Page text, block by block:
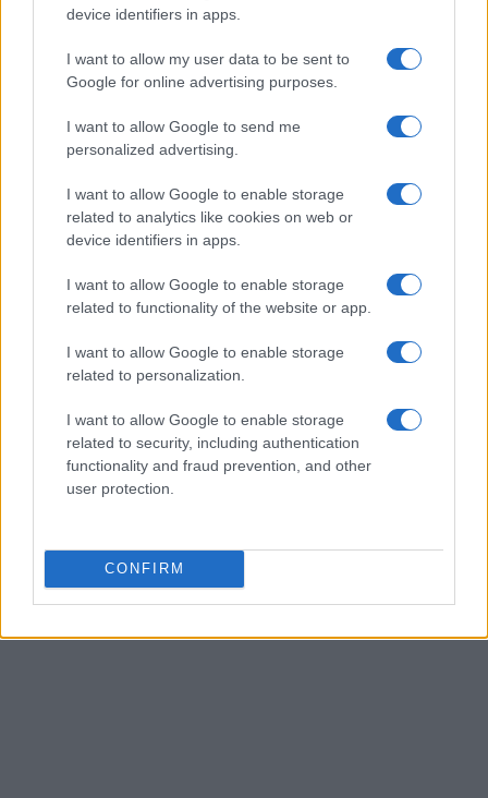
device identifiers in apps.
I want to allow my user data to be sent to
Google for online advertising purposes.
I want to allow Google to send me
personalized advertising.
I want to allow Google to enable storage
related to analytics like cookies on web or
device identifiers in apps.
I want to allow Google to enable storage
related to functionality of the website or app.
I want to allow Google to enable storage
related to personalization.
I want to allow Google to enable storage
related to security, including authentication
functionality and fraud prevention, and other
user protection.
CONFIRM
L’Aprilia resta nelle MotoGp, Ezpeleta
esulta
"Siamo entusiasti di proseguire questa collaborazione col
le parole del numero 1…
Redazione Sport Magazine · 29 Apr 2021
MOTORI
Giovanni Cuzari accoglie Tommaso
Marcon
gare del Mondiale Moto2.